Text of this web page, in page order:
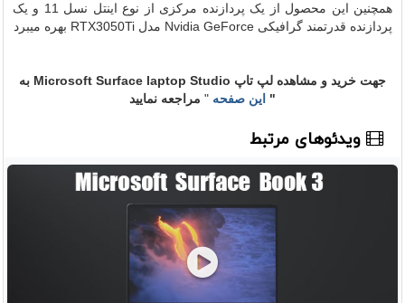
همچنین این محصول از یک پردازنده مرکزی از نوع اینتل نسل 11 و یک
پردازنده قدرتمند گرافیکی Nvidia GeForce مدل RTX3050Ti بهره میبرد
جهت خرید و مشاهده لپ تاپ Microsoft Surface laptop Studio به
" این صفحه " مراجعه نمایید
ویدئوهای مرتبط